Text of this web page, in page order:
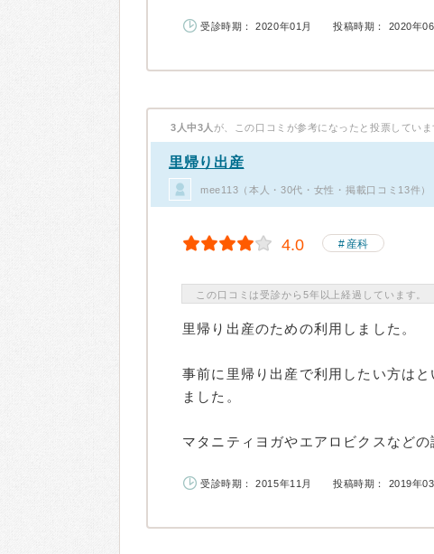
受診時期： 2020年01月 投稿時期： 2020年06
3人中3人 が、この口コミが参考になったと投票していま
里帰り出産
mee113（本人・30代・女性・掲載口コミ13件）
4.0 産科
この口コミは受診から5年以上経過しています。
里帰り出産のための利用しました。
事前に里帰り出産で利用したい方は
ました。
マタニティヨガやエアロビクスなど
受診時期： 2015年11月 投稿時期： 2019年03